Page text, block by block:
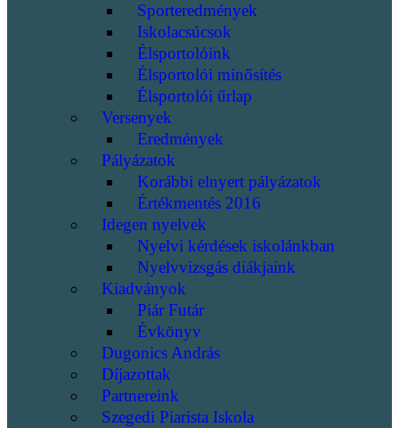
Sporteredmények
Iskolacsúcsok
Élsportolóink
Élsportolói minősítés
Élsportolói űrlap
Versenyek
Eredmények
Pályázatok
Korábbi elnyert pályázatok
Értékmentés 2016
Idegen nyelvek
Nyelvi kérdések iskolánkban
Nyelvvizsgás diákjaink
Kiadványok
Piár Futár
Évkönyv
Dugonics András
Díjazottak
Partnereink
Szegedi Piarista Iskola